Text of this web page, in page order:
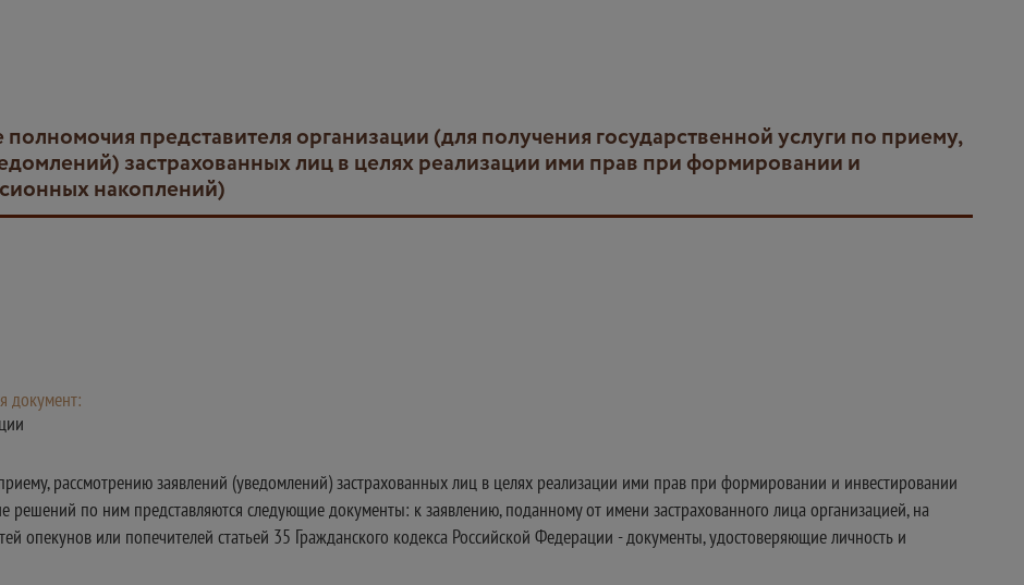
застрахованных лиц в целях реализации ими прав при формировании и
накоплений)
документ:
рассмотрению заявлений (уведомлений) застрахованных лиц в целях реализации ими прав при формировании и инвестировании
решений по ним представляются следующие документы: к заявлению, поданному от имени застрахованного лица организацией, на
опекунов или попечителей статьей 35 Гражданского кодекса Российской Федерации - документы, удостоверяющие личность и